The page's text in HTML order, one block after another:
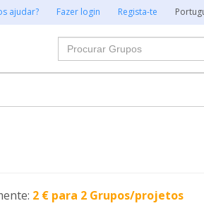
ajudar? Fazer login Regista-te
Procurar
2 € para 2 Grupos/projetos